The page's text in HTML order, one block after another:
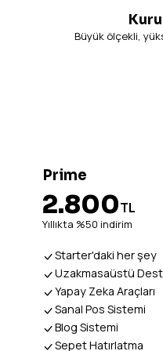
Büyük ölçekli,
Prime
2.800TL
Yıllıkta %50 indirim
Starter'daki her şey
Uzakmasaüstü
Yapay Zeka Araçları
Sanal Pos Sistemi
Blog Sistemi
Sepet Hatırlatma